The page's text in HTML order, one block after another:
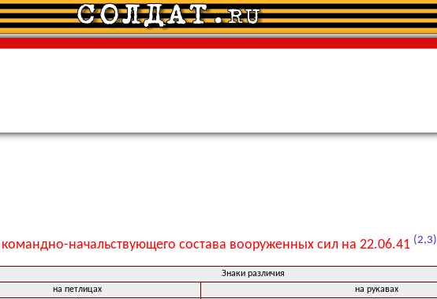
начальствующего состава вооруженных сил на 22.06.41 (2,3)
Знаки различия
на петлицах
на рукавах